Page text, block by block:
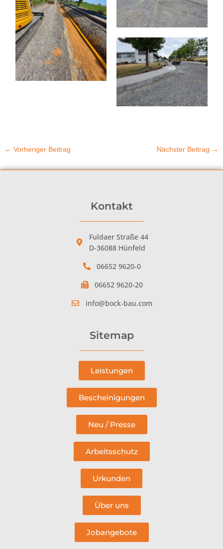
← Vorheriger Beitrag Nächster Beitrag →
Kontakt
Fuldaer Straße 44
D-36088 Hünfeld
06652 9620-0
06652 9620-20
info@bock-bau.com
Sitemap
Leistungen
Bescheinigungen
Neu / Presse
Arbeitsschutz
Urkunden
Über uns
Jobangebote